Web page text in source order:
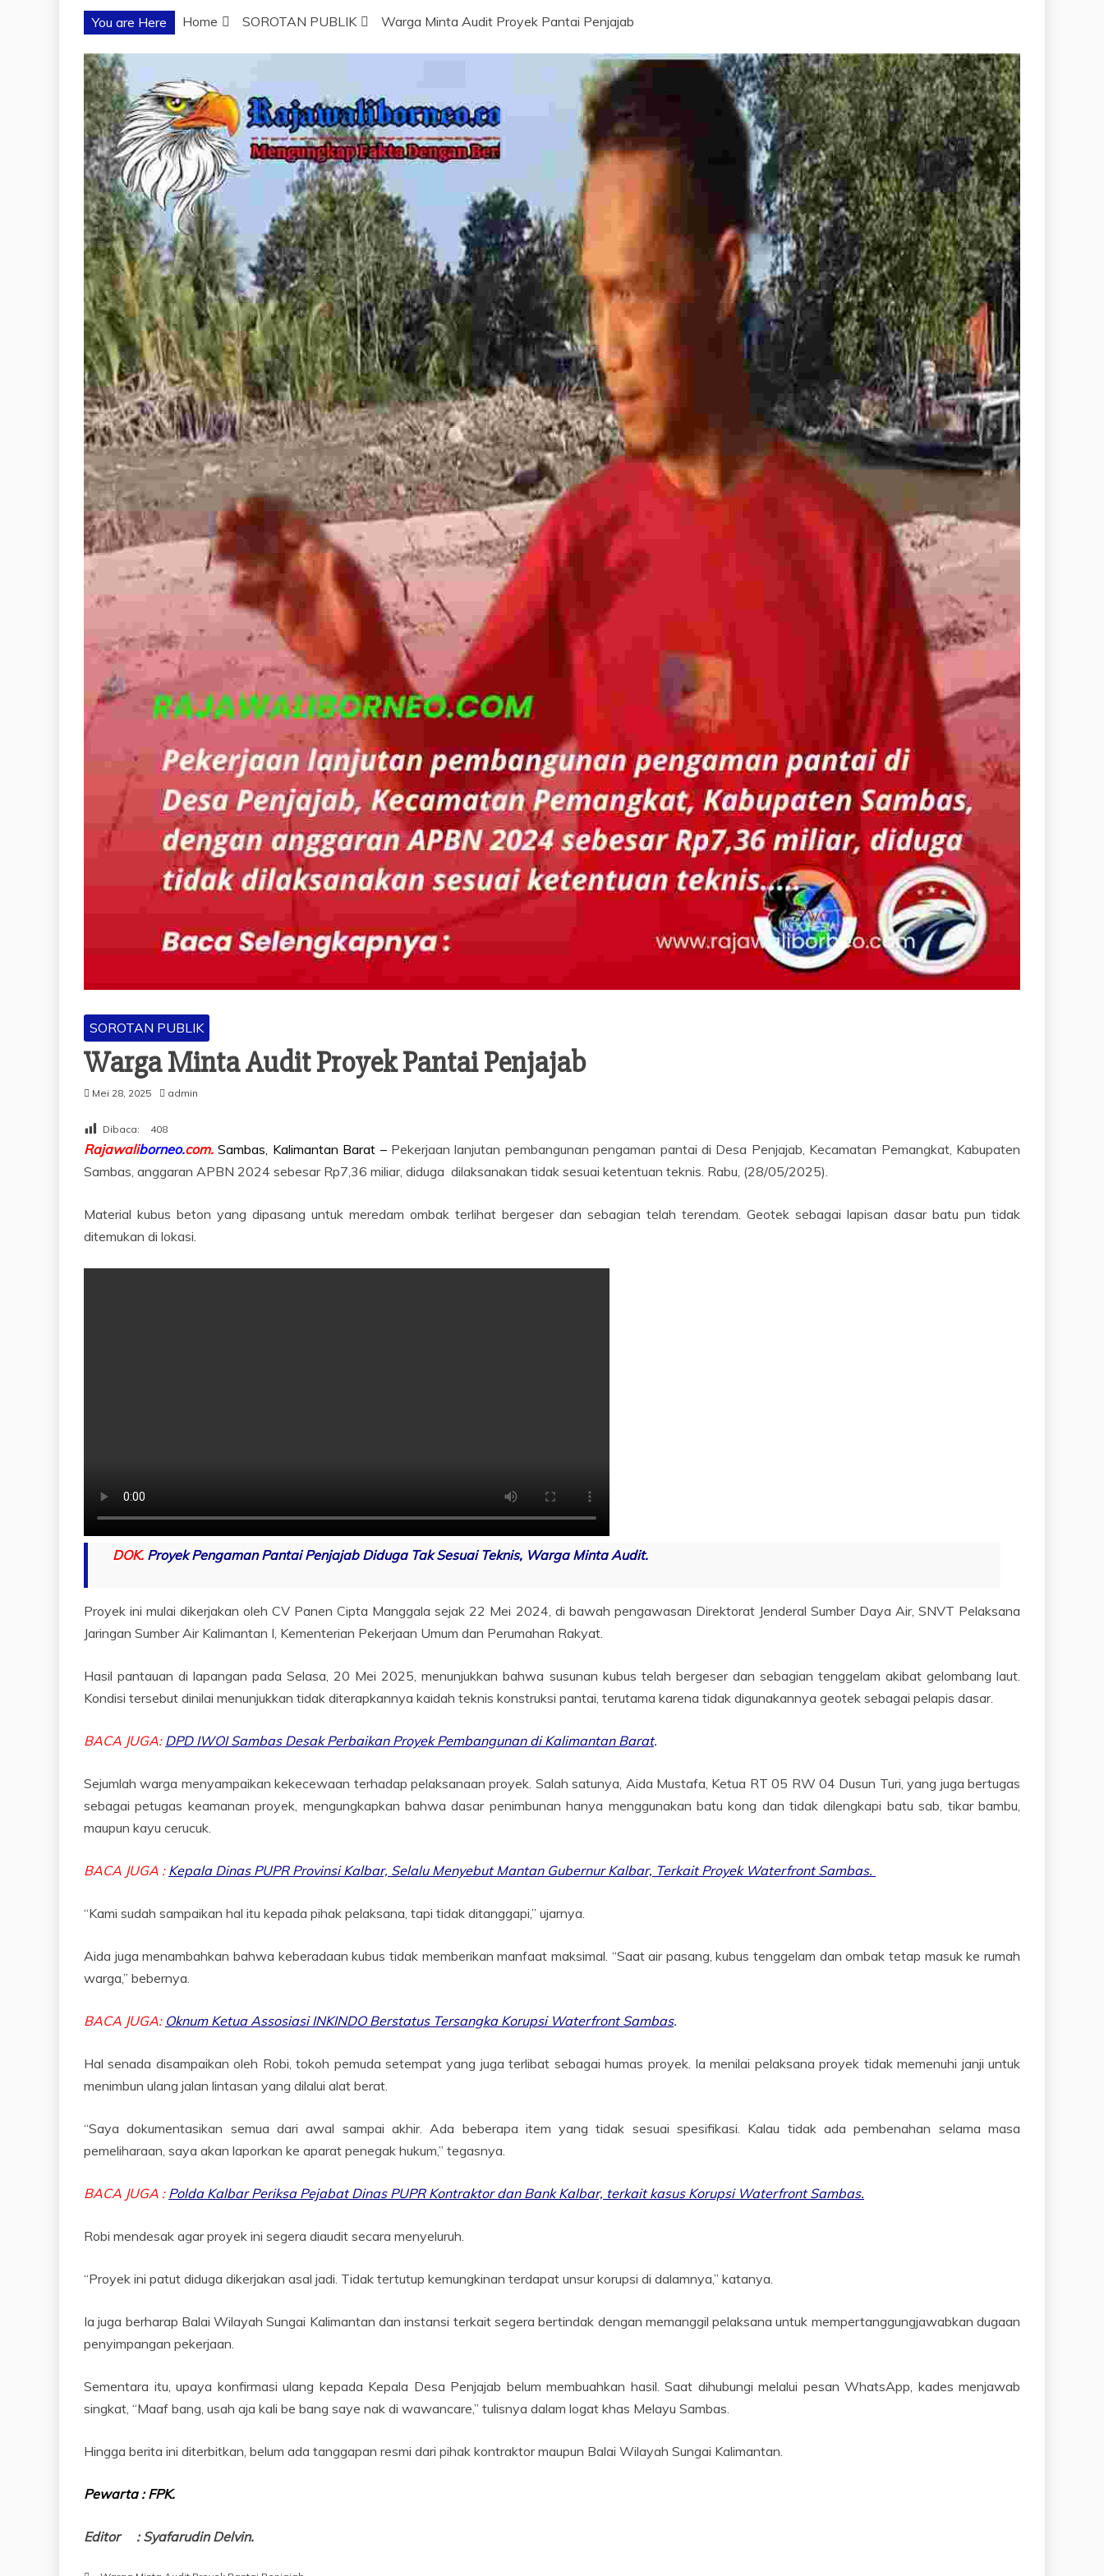
You are Here Home SOROTAN PUBLIK Warga Minta Audit Proyek Pantai Penjajab
SOROTAN PUBLIK
Warga Minta Audit Proyek Pantai Penjajab
Mei 28, 2025 admin
Dibaca: 408
Rajawaliborneo.com.Sambas, Kalimantan Barat – Pekerjaan lanjutan pembangunan pengaman pantai di Desa Penjajab, Kecamatan Pemangkat, Kabupaten
Sambas, anggaran APBN 2024 sebesar Rp7,36 miliar, diduga dilaksanakan tidak sesuai ketentuan teknis. Rabu, (28/05/2025).
Material kubus beton yang dipasang untuk meredam ombak terlihat bergeser dan sebagian telah terendam. Geotek sebagai lapisan dasar batu pun tidak
ditemukan di lokasi.
DOK. Proyek Pengaman Pantai Penjajab Diduga Tak Sesuai Teknis, Warga Minta Audit.
Proyek ini mulai dikerjakan oleh CV Panen Cipta Manggala sejak 22 Mei 2024, di bawah pengawasan Direktorat Jenderal Sumber Daya Air, SNVT Pelaksana
Jaringan Sumber Air Kalimantan I, Kementerian Pekerjaan Umum dan Perumahan Rakyat.
Hasil pantauan di lapangan pada Selasa, 20 Mei 2025, menunjukkan bahwa susunan kubus telah bergeser dan sebagian tenggelam akibat gelombang laut.
Kondisi tersebut dinilai menunjukkan tidak diterapkannya kaidah teknis konstruksi pantai, terutama karena tidak digunakannya geotek sebagai pelapis dasar.
BACA JUGA: DPD IWOI Sambas Desak Perbaikan Proyek Pembangunan di Kalimantan Barat.
Sejumlah warga menyampaikan kekecewaan terhadap pelaksanaan proyek. Salah satunya, Aida Mustafa, Ketua RT 05 RW 04 Dusun Turi, yang juga bertugas
sebagai petugas keamanan proyek, mengungkapkan bahwa dasar penimbunan hanya menggunakan batu kong dan tidak dilengkapi batu sab, tikar bambu,
maupun kayu cerucuk.
BACA JUGA : Kepala Dinas PUPR Provinsi Kalbar, Selalu Menyebut Mantan Gubernur Kalbar, Terkait Proyek Waterfront Sambas.
“Kami sudah sampaikan hal itu kepada pihak pelaksana, tapi tidak ditanggapi,” ujarnya.
Aida juga menambahkan bahwa keberadaan kubus tidak memberikan manfaat maksimal. “Saat air pasang, kubus tenggelam dan ombak tetap masuk ke rumah
warga,” bebernya.
BACA JUGA: Oknum Ketua Assosiasi INKINDO Berstatus Tersangka Korupsi Waterfront Sambas.
Hal senada disampaikan oleh Robi, tokoh pemuda setempat yang juga terlibat sebagai humas proyek. Ia menilai pelaksana proyek tidak memenuhi janji untuk
menimbun ulang jalan lintasan yang dilalui alat berat.
“Saya dokumentasikan semua dari awal sampai akhir. Ada beberapa item yang tidak sesuai spesifikasi. Kalau tidak ada pembenahan selama masa
pemeliharaan, saya akan laporkan ke aparat penegak hukum,” tegasnya.
BACA JUGA : Polda Kalbar Periksa Pejabat Dinas PUPR Kontraktor dan Bank Kalbar, terkait kasus Korupsi Waterfront Sambas.
Robi mendesak agar proyek ini segera diaudit secara menyeluruh.
“Proyek ini patut diduga dikerjakan asal jadi. Tidak tertutup kemungkinan terdapat unsur korupsi di dalamnya,” katanya.
Ia juga berharap Balai Wilayah Sungai Kalimantan dan instansi terkait segera bertindak dengan memanggil pelaksana untuk mempertanggungjawabkan dugaan
penyimpangan pekerjaan.
Sementara itu, upaya konfirmasi ulang kepada Kepala Desa Penjajab belum membuahkan hasil. Saat dihubungi melalui pesan WhatsApp, kades menjawab
singkat, “Maaf bang, usah aja kali be bang saye nak di wawancare,” tulisnya dalam logat khas Melayu Sambas.
Hingga berita ini diterbitkan, belum ada tanggapan resmi dari pihak kontraktor maupun Balai Wilayah Sungai Kalimantan.
Pewarta : FPK.
Editor : Syafarudin Delvin.